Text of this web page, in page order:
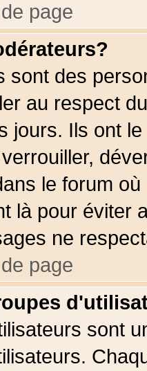
page
sont des
au respect
jours. Ils ont
le forum
là pour éviter
ne
page
sont